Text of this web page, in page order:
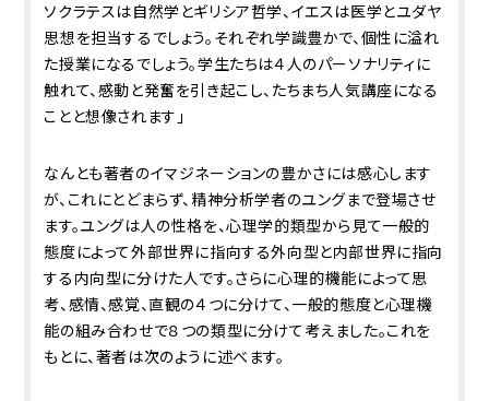
ソクラテスは自然学とギリシア哲学、イエスは医学とユダヤ
思想を担当するでしょう。それぞれ学識豊かで、個性に溢れ
た授業になるでしょう。学生たちは４人のパーソナリティに
触れて、感動と発奮を引き起こし、たちまち人気講座になる
ことと想像されます」
なんとも著者のイマジネーションの豊かさには感心します
が、これにとどまらず、精神分析学者のユングまで登場させ
ます。ユングは人の性格を、心理学的類型から見て一般的
態度によって外部世界に指向する外向型と内部世界に指向
する内向型に分けた人です。さらに心理的機能によって思
考、感情、感覚、直観の４つに分けて、一般的態度と心理機
能の組み合わせで８つの類型に分けて考えました。これを
もとに、著者は次のように述べます。